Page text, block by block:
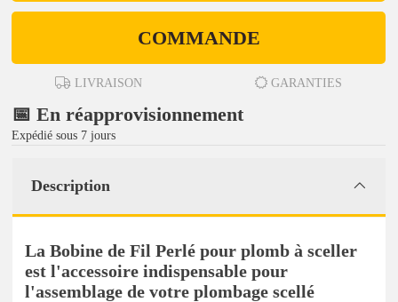
COMMANDE
LIVRAISON GARANTIES
📅 En réapprovisionnement
Expédié sous 7 jours
Description
La Bobine de Fil Perlé pour plomb à sceller
est l'accessoire indispensable pour
l'assemblage de votre plombage scellé